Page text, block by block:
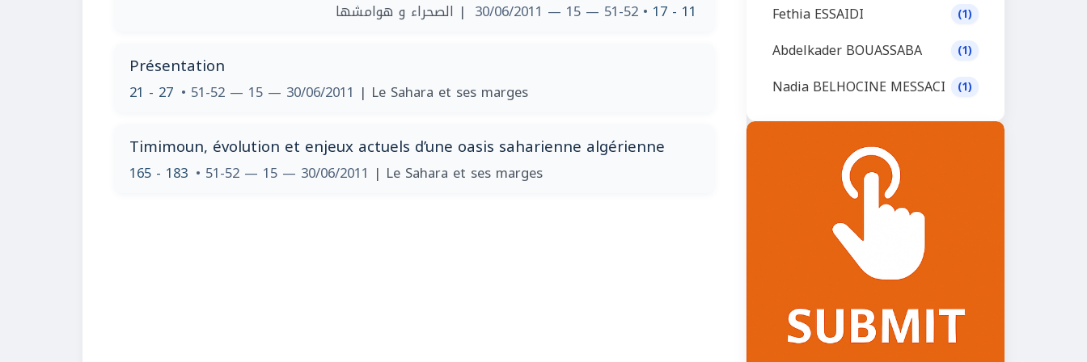
11 - 17
• 51-52 — 15 — 30/06/2011 | الصحراء و هوامشها
Présentation
21 - 27 • 51-52 — 15 — 30/06/2011 | Le Sahara et ses marges
Timimoun, évolution et enjeux actuels d’une oasis saharienne algérienne
165 - 183 • 51-52 — 15 — 30/06/2011 | Le Sahara et ses marges
Fethia ESSAIDI (1)
Abdelkader BOUASSABA (1)
Nadia BELHOCINE MESSACI (1)